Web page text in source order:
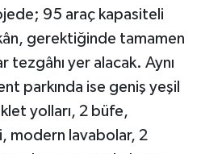
95 araç kapasiteli
gerektiğinde tamamen
tezgâhı yer alacak. Aynı
parkında ise geniş yeşil
yolları, 2 büfe,
modern lavabolar, 2